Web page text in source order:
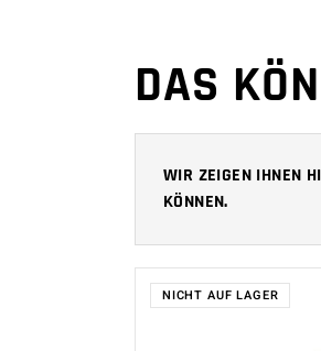
DAS
WIR ZEIGEN IHNEN
KÖNNEN.
NICHT AUF LAGER